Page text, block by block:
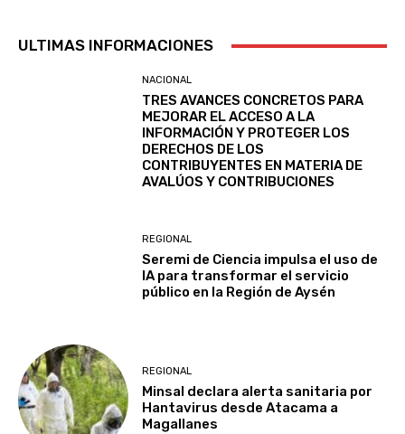
ULTIMAS INFORMACIONES
NACIONAL
TRES AVANCES CONCRETOS PARA
MEJORAR EL ACCESO A LA
INFORMACIÓN Y PROTEGER LOS
DERECHOS DE LOS
CONTRIBUYENTES EN MATERIA DE
AVALÚOS Y CONTRIBUCIONES
REGIONAL
Seremi de Ciencia impulsa el uso de
IA para transformar el servicio
público en la Región de Aysén
REGIONAL
Minsal declara alerta sanitaria por
Hantavirus desde Atacama a
Magallanes